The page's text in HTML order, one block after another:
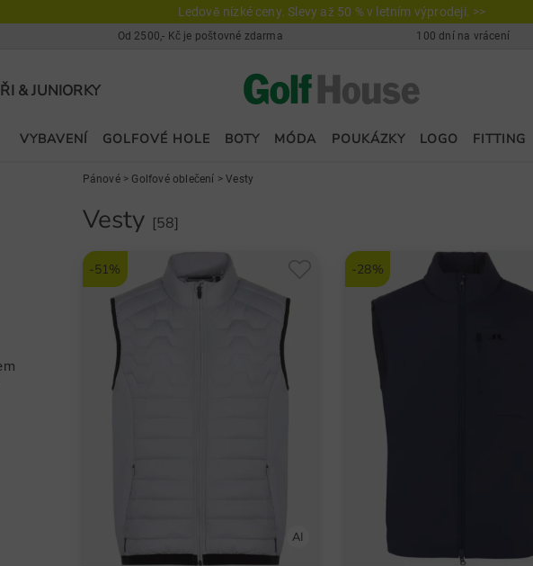
Ledově nízké ceny. Slevy až 50 % v letním výprodeji. >>
Od 2500,- Kč je poštovné zdarma 100 dní na vrácení
& JUNIORKY
VYBAVENÍ GOLFOVÉ HOLE BOTY MÓDA POUKÁZKY LOGO FITTING
Pánové> Golfové oblečení >Vesty
Vesty [58]
-51% -28%